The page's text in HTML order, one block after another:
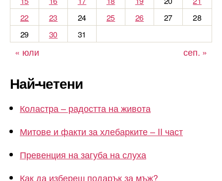
22
23 24 25 26 27
28
29
30 31
« юли сеп. »
Най-четени
Коластра – радостта на живота
Митове и факти за хлебарките – II част
Превенция на загуба на слуха
Как да избереш подарък за мъж?